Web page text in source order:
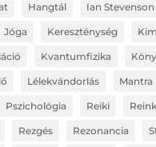
Hangtál Ian Stevenson
Jóga Kereszténység
Kvantumfizika
Lélekvándorlás Mantra
Pszichológia Reiki
Rezgés Rezonancia